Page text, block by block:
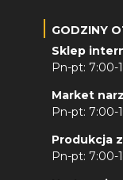
GODZINY
Sklep
Pn-pt: 7:00-
Market
Pn-pt: 7:00-
Produkcja
Pn-pt: 7:00-